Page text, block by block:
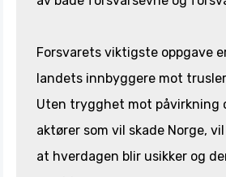
Forsvarets viktigste oppgave
landets innbyggere mot
Uten trygghet mot påvirkning
aktører som vil skade Norge,
at hverdagen blir usikker og